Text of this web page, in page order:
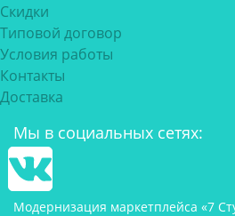
Скидки
Типовой договор
Условия работы
Контакты
Доставка
Мы в социальных сетях:
Модернизация маркетплейса «7